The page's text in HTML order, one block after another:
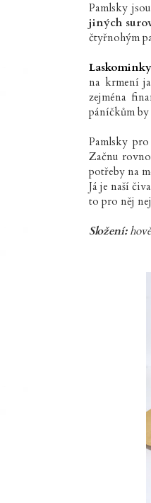
Pamlsky
jiných
čtyřnohým
Laskominky
na krmení
zejména
páníčkům
Pamlsky
Začnu
potřeby na
Já je naší
to pro něj
Složení: